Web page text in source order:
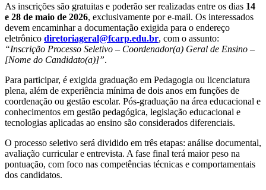
As inscrições são gratuitas e poderão ser realizadas entre os dias 14
e 28 de maio de 2026, exclusivamente por e-mail. Os interessados
devem encaminhar a documentação exigida para o endereço
eletrônico diretoriageral@fcarp.edu.br, com o assunto:
“Inscrição Processo Seletivo – Coordenador(a) Geral de Ensino –
[Nome do Candidato(a)]”.
Para participar, é exigida graduação em Pedagogia ou licenciatura
plena, além de experiência mínima de dois anos em funções de
coordenação ou gestão escolar. Pós-graduação na área educacional e
conhecimentos em gestão pedagógica, legislação educacional e
tecnologias aplicadas ao ensino são considerados diferenciais.
O processo seletivo será dividido em três etapas: análise documental,
avaliação curricular e entrevista. A fase final terá maior peso na
pontuação, com foco nas competências técnicas e comportamentais
dos candidatos.